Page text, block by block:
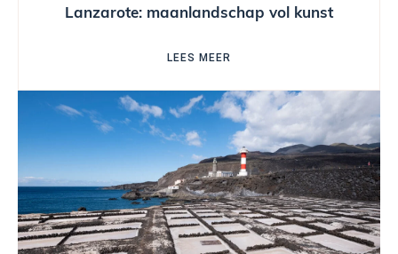
Lanzarote: maanlandschap vol kunst
LEES MEER